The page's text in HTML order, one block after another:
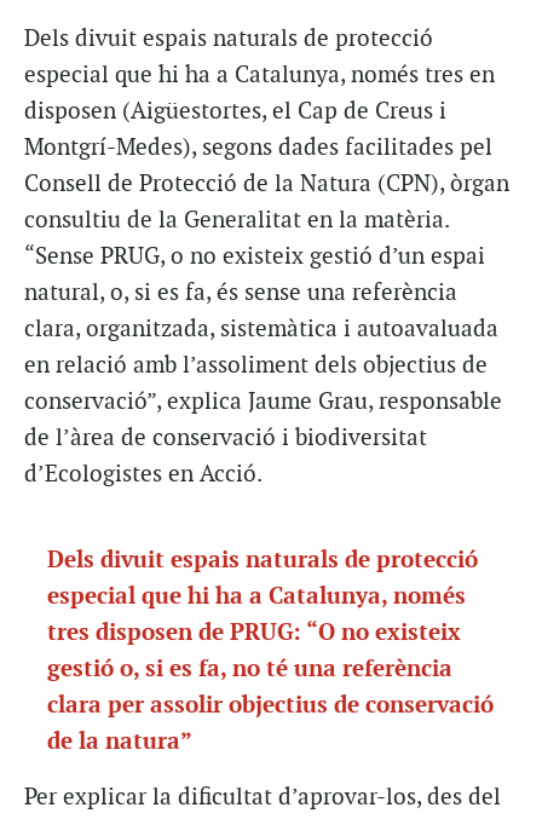
Dels divuit espais naturals de protecció
especial que hi ha a Catalunya, només tres en
disposen (Aigüestortes, el Cap de Creus i
Montgrí-Medes), segons dades facilitades pel
Consell de Protecció de la Natura (CPN), òrgan
consultiu de la Generalitat en la matèria.
“Sense PRUG, o no existeix gestió d’un espai
natural, o, si es fa, és sense una referència
clara, organitzada, sistemàtica i autoavaluada
en relació amb l’assoliment dels objectius de
conservació”, explica Jaume Grau, responsable
de l’àrea de conservació i biodiversitat
d’Ecologistes en Acció.
Dels divuit espais naturals de protecció
especial que hi ha a Catalunya, només
tres disposen de PRUG: “O no existeix
gestió o, si es fa, no té una referència
clara per assolir objectius de conservació
de la natura”
Per explicar la dificultat d’aprovar-los, des del